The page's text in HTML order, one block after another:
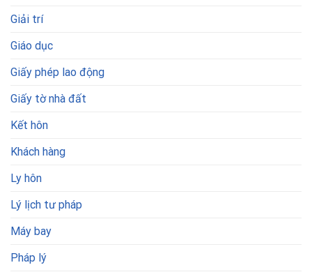
Giải trí
Giáo dục
Giấy phép lao động
Giấy tờ nhà đất
Kết hôn
Khách hàng
Ly hôn
Lý lịch tư pháp
Máy bay
Pháp lý